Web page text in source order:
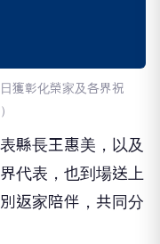
獲彰化榮家及各界祝
縣長王惠美，以及
代表，也到場送上
返家陪伴，共同分